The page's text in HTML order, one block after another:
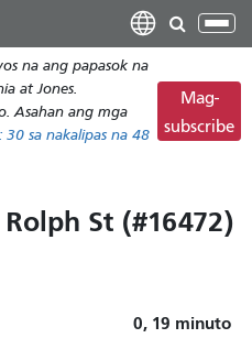
pangunahing
nilalaman
I-
ang
na ang papasok na
at Jones.
Asahan ang mga
30 sa nakalipas na 48
Mag-
subscribe
St (#16472)
0, 19 minuto